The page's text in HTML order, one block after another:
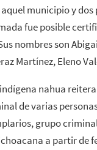
municipio y
fue posible
nombres son
Martínez, Eleno
nahua
de varias
grupo
a partir de